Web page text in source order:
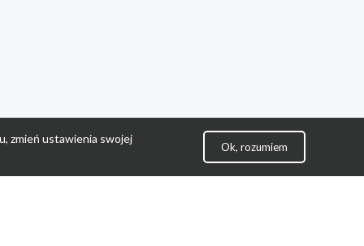
zmień ustawienia swojej
Ok, rozumiem